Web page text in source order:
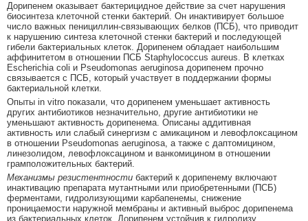
Дорипенем оказывает бактерицидное действие за счет нарушения
биосинтеза клеточной стенки бактерий. Он инактивирует большое
число важных пенициллин-связывающих белков (ПСБ), что приводит
к нарушению синтеза клеточной стенки бактерий и последующей
гибели бактериальных клеток. Дорипенем обладает наибольшим
аффинитетом в отношении ПСБ Staphylococcus aureus. В клетках
Escherichia coli и Pseudomonas aeruginosa дорипенем прочно
связывается с ПСБ, который участвует в поддержании формы
бактериальной клетки.
Опыты in vitro показали, что дорипенем уменьшает активность
других антибиотиков незначительно, другие антибиотики не
уменьшают активность дорипенема. Описаны аддитивная
активность или слабый синергизм с амикацином и левофлоксацином
в отношении Pseudomonas aeruginosa, а также с даптомицином,
линезолидом, левофлоксацином и ванкомицином в отношении
грамположительных бактерий.
Механизмы резистентности бактерий к дорипенему включают
инактивацию препарата мутантными или приобретенными (ПСБ)
ферментами, гидролизующими карбапенемы, снижение
проницаемости наружной мембраны и активный выброс дорипенема
из бактериальных клеток. Дорипенем устойчив к гидролизу